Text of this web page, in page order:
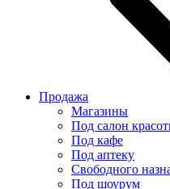
Продажа
Магазины
Под салон
Под кафе
Под аптеку
Свободного
Под шоурум